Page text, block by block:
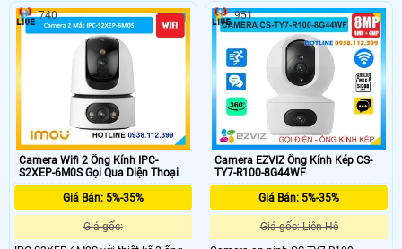
Camera Wifi 2 Ống Kính IPC-
S2XEP-6M0S Gọi Qua Diện Thoại
Giá Bán: 5%-35%
Giá gốc:
740
Camera EZVIZ Ống Kính Kép CS-
TY7-R100-8G44WF
Giá Bán: 5%-35%
Giá gốc: Liên Hệ
951